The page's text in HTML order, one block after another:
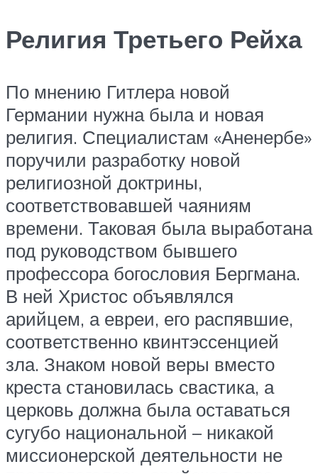
Религия Третьего Рейха
По мнению Гитлера новой
Германии нужна была и новая
религия. Специалистам «Аненербе»
поручили разработку новой
религиозной доктрины,
соответствовавшей чаяниям
времени. Таковая была выработана
под руководством бывшего
профессора богословия Бергмана.
В ней Христос объявлялся
арийцем, а евреи, его распявшие,
соответственно квинтэссенцией
зла. Знаком новой веры вместо
креста становилась свастика, а
церковь должна была оставаться
сугубо национальной – никакой
миссионерской деятельности не